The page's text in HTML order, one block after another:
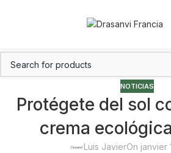
NOTICIAS
Protégete del sol
crema
Luis JavierOn janvier